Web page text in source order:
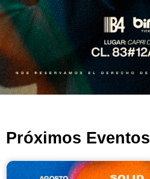
Próximos Eventos